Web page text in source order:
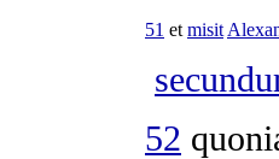
51 et misit
52